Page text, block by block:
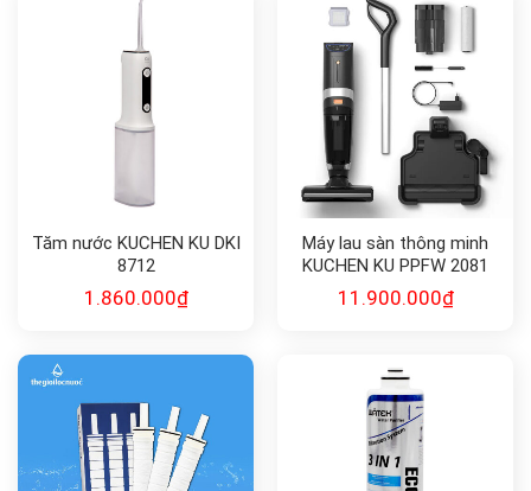
Tăm nước KUCHEN KU DKI
8712
1.860.000₫
Máy lau sàn thông minh
KUCHEN KU PPFW 2081
11.900.000₫